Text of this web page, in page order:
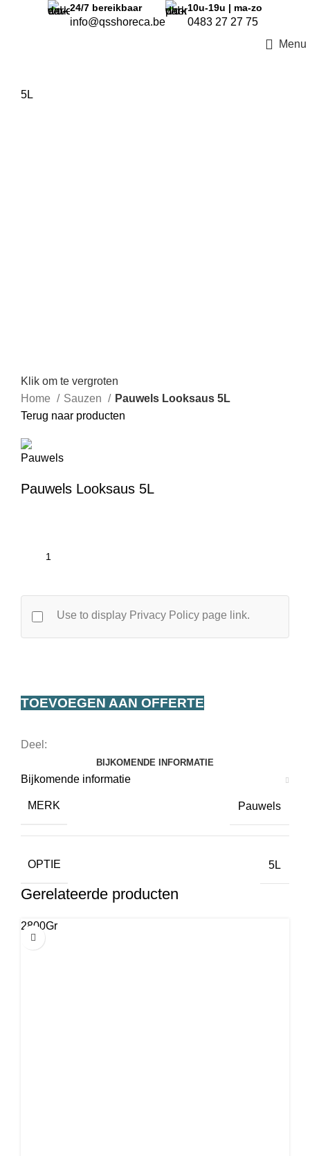
24/7 bereikbaar
info@qsshoreca.be
10u-19u | ma-zo
0483 27 27 75
Menu
5L
Klik om te vergroten
Home
Sauzen
Pauwels Looksaus 5L
Terug naar producten
Pauwels Looksaus 5L
Use to display Privacy Policy page link.
TOEVOEGEN AAN OFFERTE
Deel:
BIJKOMENDE INFORMATIE
Bijkomende informatie
MERK Pauwels
OPTIE 5L
Gerelateerde producten
2800Gr